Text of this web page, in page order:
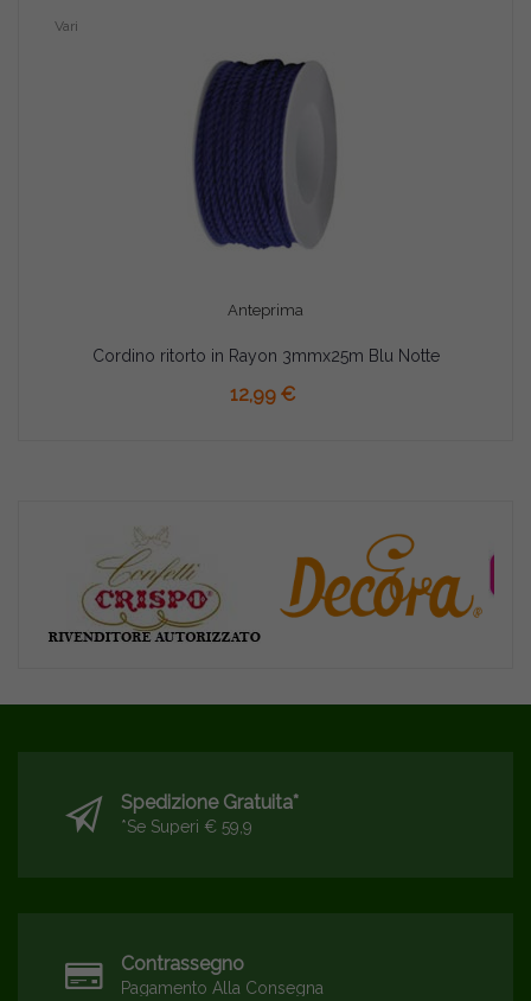
Anteprima
Vari
Cordino ritorto in Rayon 3mmx25m Blu Notte
12,99 €
Spedizione Gratuita*
*se Superi € 59,9
Contrassegno
Pagamento Alla Consegna